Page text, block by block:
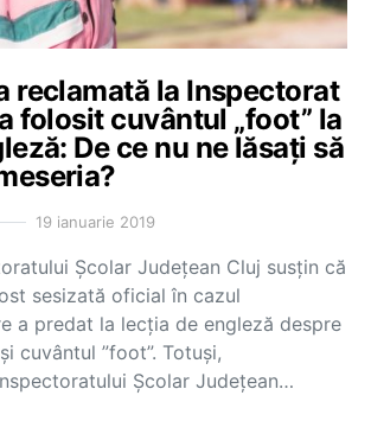
reclamată la Inspectorat
folosit cuvântul „foot” la
De ce nu ne lăsați să
19 ianuarie 2019
Şcolar Judeţean Cluj susţin că
sesizată oficial în cazul
a predat la lecția de engleză despre
cuvântul ”foot”. Totuși,
Şcolar Judeţean…